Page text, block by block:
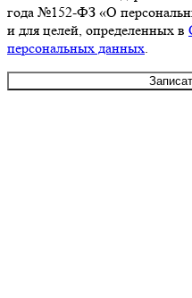
года №152-ФЗ «О
и для целей, определенных в
персональных данных.